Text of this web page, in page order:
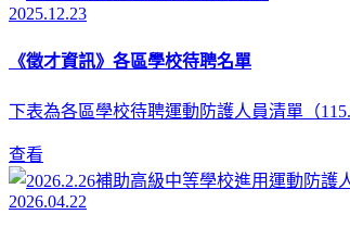
2025.12.23
《徵才資訊》各區學校待聘名單
下表為各區學校待聘運動防護人員清單（
查看
2026.04.22